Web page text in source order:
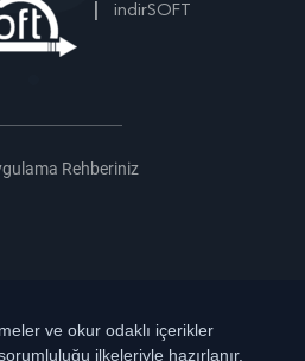
indirSOFT
Rehberiniz
ve okur odaklı içerikler
ilkeleriyle hazırlanır.